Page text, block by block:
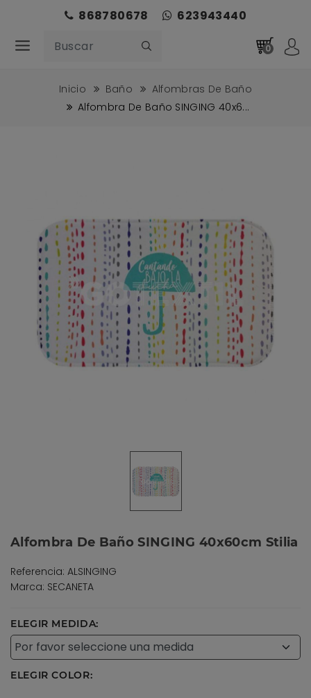
868780678 623943440
0
Inicio Baño
Alfombras De Baño
Alfombra De Baño SINGING 40x6...
Alfombra De Baño SINGING 40x60cm Stilia
Referencia: ALSINGING
Marca: SECANETA
ELEGIR MEDIDA:
ELEGIR COLOR: